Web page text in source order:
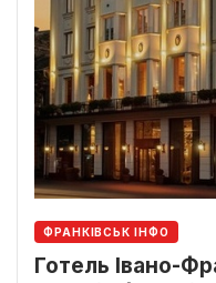
ФРАНКІВСЬК ІНФО
Готель Івано-